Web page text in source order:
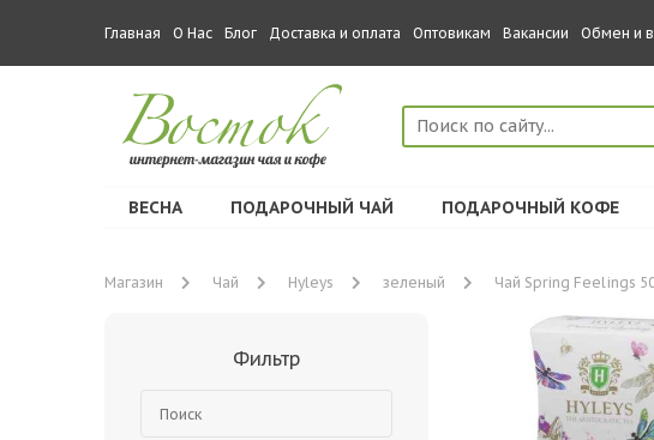
Главная О Нас Блог Доставка и оплата Оптовикам Вакансии Обмен и
ВЕСНА ПОДАРОЧНЫЙ ЧАЙ ПОДАРОЧНЫЙ КОФЕ
Магазин Чай Hyleys зеленый Чай Spring Feelings
Фильтр